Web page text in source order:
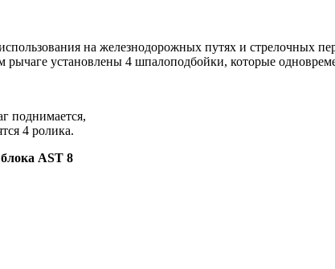
на железнодорожных путях и стрелочных
рычаге установлены 4 шпалоподбойки, которые
поднимается,
4 ролика.
AST 8